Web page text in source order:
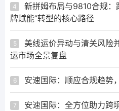
4
新拼姆布局与9810合规：
牌赋能”转型的核心路径
5
美线运价异动与清关风险
运市场全景复盘
6 安速国际：顺应合规趋势
7
安速国际：全方位助力跨